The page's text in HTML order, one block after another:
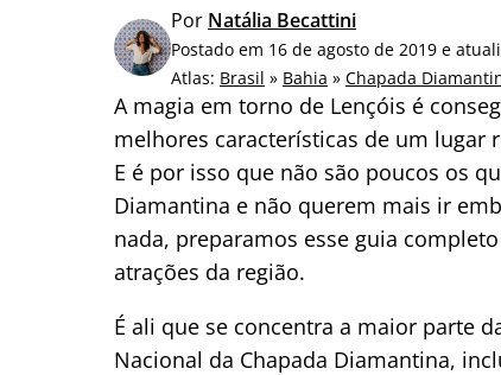
p
o
r
:
Por Natália Becattini
Postado em 16 de agosto de 2019 e
Atlas: Brasil » Bahia » Chapada
A magia em torno de Lençóis é
melhores características de um
E é por isso que não são poucos os
Diamantina e não querem mais ir
nada, preparamos esse guia
atrações da região.
É ali que se concentra a maior parte
Nacional da Chapada Diamantina,